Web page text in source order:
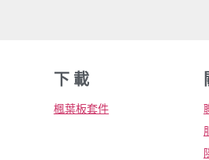
下 載
楓葉板套件